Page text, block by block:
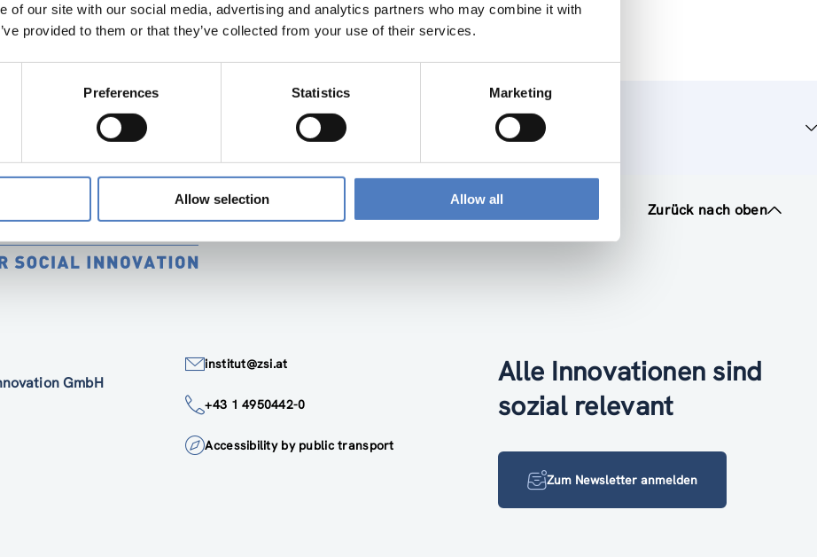
of our site with our social media, advertising and analytics partners who may combine it with
provided to them or that they’ve collected from your use of their services.
Preferences Statistics Marketing
Allow selection Allow all
Zurück nach oben
GmbH
institut@zsi.at
+43 1 4950442-0
Accessibility by public transport
Alle Innovationen sind
sozial relevant
Zum Newsletter anmelden